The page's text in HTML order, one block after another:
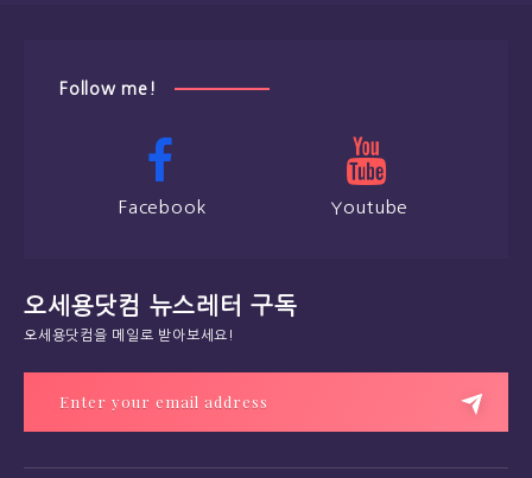
Follow me!
Facebook Youtube
오세용닷컴 뉴스레터 구독
오세용닷컴을 메일로 받아보세요!